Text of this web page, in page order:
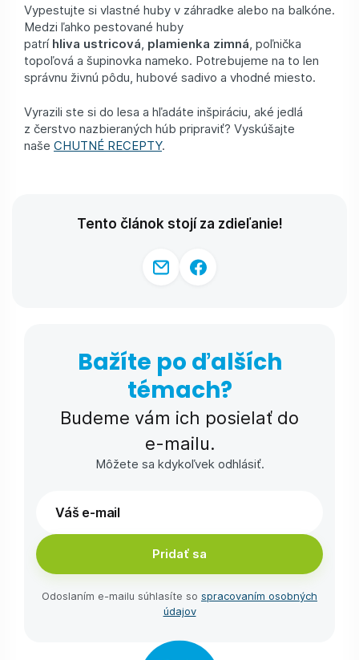
Vypestujte si vlastné huby v záhradke alebo na balkóne.
Medzi ľahko pestované huby
patrí hliva ustricová plamienka zimná , poľnička
topoľová a šupinovka nameko. Potrebujeme na to len
správnu živnú pôdu, hubové sadivo a vhodné miesto.
Vyrazili ste si do lesa a hľadáte inšpiráciu, aké jedlá
z čerstvo nazbieraných húb pripraviť? Vyskúšajte
naše CHUTNÉ RECEPTY.
Tento článok stojí za zdieľanie!
Bažíte po ďalších
témach?
Budeme vám ich posielať do
e-⁠mailu.
Môžete sa kdykoľvek odhlásiť.
Pridať sa
Odoslaním e-⁠mailu súhlasíte so spracovaním osobných
údajov